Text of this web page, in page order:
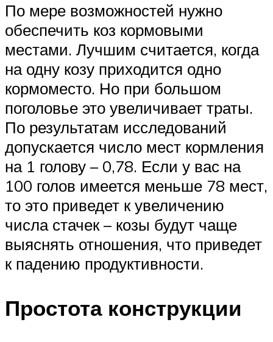
По мере возможностей нужно
обеспечить коз кормовыми
местами. Лучшим считается, когда
на одну козу приходится одно
кормоместо. Но при большом
поголовье это увеличивает траты.
По результатам исследований
допускается число мест кормления
на 1 голову – 0,78. Если у вас на
100 голов имеется меньше 78 мест,
то это приведет к увеличению
числа стачек – козы будут чаще
выяснять отношения, что приведет
к падению продуктивности.
Простота конструкции